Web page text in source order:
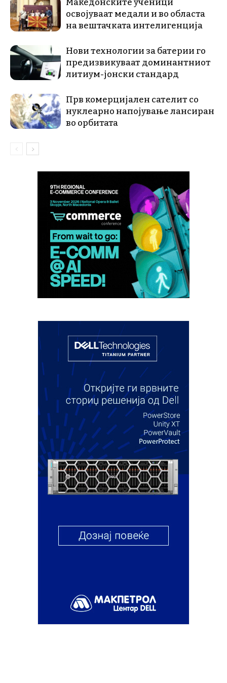
Македонските ученици
освојуваат медали и во областа
на вештачката интелигенција
Нови технологии за батерии го
предизвикуваат доминантниот
литиум-јонски стандард
Прв комерцијален сателит со
нуклеарно напојување лансиран
во орбитата